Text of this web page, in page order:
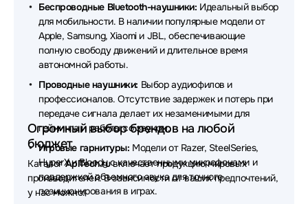
Наушники Beyerdynamic Наушники Acer
Наушники Plantronics Наушники REALME
Наушники Honor
Наушники Audio-Technica Наушники Genius
Наушники SHURE Наушники DENON
Наушники MARSHALL Наушники TECNO
Наушники Redragon Наушники Trust
Беспроводные Bluetooth-наушники: Идеальный выбор
для мобильности. В наличии популярные модели от
Apple, Samsung, Xiaomi и JBL, обеспечивающие
полную свободу движений и длительное время
автономной работы.
Проводные наушники: Выбор аудиофилов и
профессионалов. Отсутствие задержек и потерь при
передаче сигнала делает их незаменимыми для
гейминга и работы со звуком.
Игровые гарнитуры: Модели от Razer, SteelSeries,
HyperX и Bloody с качественными микрофонами и
поддержкой объемного звука для точного
позиционирования в играх.
Огромный выбор брендов на любой
бюджет
КаталогAplTech.ruвключает продукцию мировых
производителей. В зависимости от ваших предпочтений,
у нас можно: